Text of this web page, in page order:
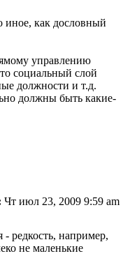
иное, как дословный
управлению
социальный слой
должности и т.д.
должны быть какие-
Чт июл 23, 2009 9:59 am
редкость, например,
не маленькие